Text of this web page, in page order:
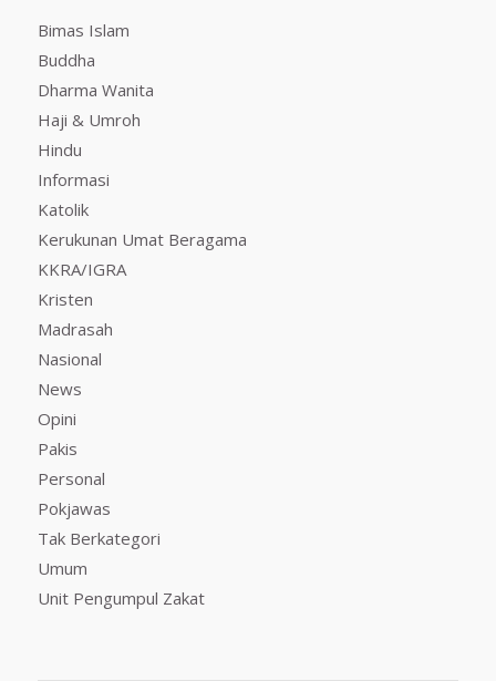
Bimas Islam
Buddha
Dharma Wanita
Haji & Umroh
Hindu
Informasi
Katolik
Kerukunan Umat Beragama
KKRA/IGRA
Kristen
Madrasah
Nasional
News
Opini
Pakis
Personal
Pokjawas
Tak Berkategori
Umum
Unit Pengumpul Zakat